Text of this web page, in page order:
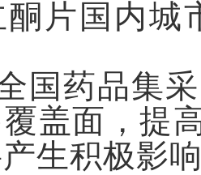
片国内城
国药品集
盖面，提
生积极影